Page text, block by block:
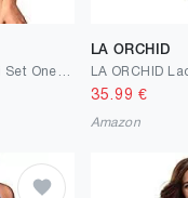
LA ORCHID
35.99 €
Amazon